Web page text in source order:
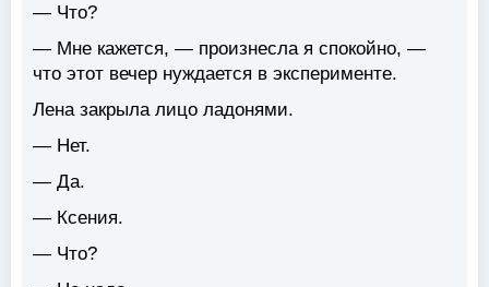
— Что?
— Мне кажется, — произнесла я спокойно, —
что этот вечер нуждается в эксперименте.
Лена закрыла лицо ладонями.
— Нет.
— Да.
— Ксения.
— Что?